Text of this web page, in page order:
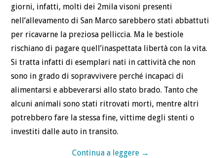
giorni, infatti, molti dei 2mila visoni presenti
nell’allevamento di San Marco sarebbero stati abbattuti
per ricavarne la preziosa pelliccia. Ma le bestiole
rischiano di pagare quell’inaspettata libertà con la vita.
Si tratta infatti di esemplari nati in cattività che non
sono in grado di sopravvivere perché incapaci di
alimentarsi e abbeverarsi allo stato brado. Tanto che
alcuni animali sono stati ritrovati morti, mentre altri
potrebbero fare la stessa fine, vittime degli stenti o
investiti dalle auto in transito.
Continua a leggere →